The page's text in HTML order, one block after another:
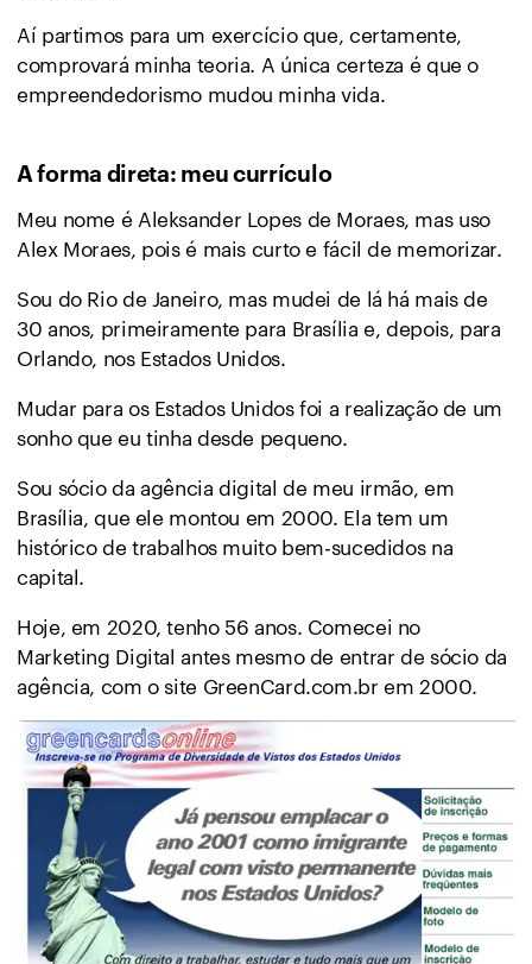
Aí partimos para um exercício que, certamente,
comprovará minha teoria. A única certeza é que o
empreendedorismo mudou minha vida.
A forma direta: meu currículo
Meu nome é Aleksander Lopes de Moraes, mas uso
Alex Moraes, pois é mais curto e fácil de memorizar.
Sou do Rio de Janeiro, mas mudei de lá há mais de
30 anos, primeiramente para Brasília e, depois, para
Orlando, nos Estados Unidos.
Mudar para os Estados Unidos foi a realização de um
sonho que eu tinha desde pequeno.
Sou sócio da agência digital de meu irmão, em
Brasília, que ele montou em 2000. Ela tem um
histórico de trabalhos muito bem-sucedidos na
capital.
Hoje, em 2020, tenho 56 anos. Comecei no
Marketing Digital antes mesmo de entrar de sócio da
agência, com o site GreenCard.com.br em 2000.